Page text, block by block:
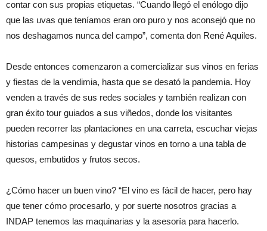
contar con sus propias etiquetas. “Cuando llegó el enólogo dijo
que las uvas que teníamos eran oro puro y nos aconsejó que no
nos deshagamos nunca del campo”, comenta don René Aquiles.
Desde entonces comenzaron a comercializar sus vinos en ferias
y fiestas de la vendimia, hasta que se desató la pandemia. Hoy
venden a través de sus redes sociales y también realizan con
gran éxito tour guiados a sus viñedos, donde los visitantes
pueden recorrer las plantaciones en una carreta, escuchar viejas
historias campesinas y degustar vinos en torno a una tabla de
quesos, embutidos y frutos secos.
¿Cómo hacer un buen vino? “El vino es fácil de hacer, pero hay
que tener cómo procesarlo, y por suerte nosotros gracias a
INDAP tenemos las maquinarias y la asesoría para hacerlo.